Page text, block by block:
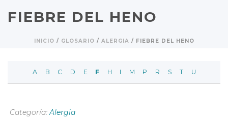
FIEBRE DEL HENO
INICIO / GLOSARIO / ALERGIA / FIEBRE DEL HENO
A B C D E F H I M P R S T U
Categoría:Alergia